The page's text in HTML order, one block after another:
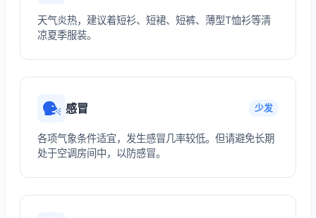
天气炎热，建议着短衫、短裙、短裤、薄型T恤衫等清
凉夏季服装。
感冒 少发
各项气象条件适宜，发生感冒几率较低。但请避免长期
处于空调房间中，以防感冒。